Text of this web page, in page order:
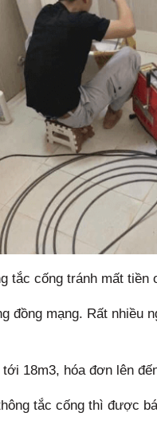
tắc cống tránh mất tiền
đồng mạng. Rất nhiều
18m3, hóa đơn lên
tắc cống thì được